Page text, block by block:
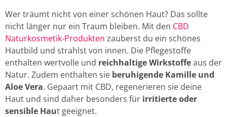
Wer träumt nicht von einer schönen Haut? Das sollte
nicht länger nur ein Traum bleiben. Mit den CBD
Naturkosmetik-Produkten zauberst du ein schönes
Hautbild und strahlst von innen. Die Pflegestoffe
enthalten wertvolle und reichhaltige Wirkstoffeaus der
Natur. Zudem enthalten sie beruhigende Kamille und
Aloe Vera. Gepaart mit CBD, regenerieren sie deine
Haut und sind daher besonders für irritierte oder
sensible Haut geeignet.